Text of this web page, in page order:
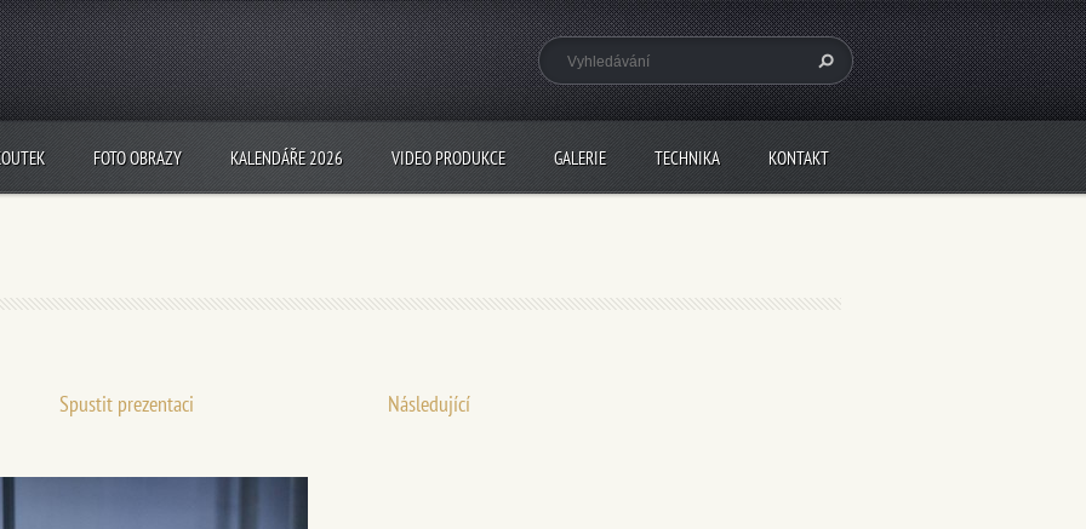
FOTO OBRAZY KALENDÁŘE 2026 VIDEO PRODUKCE GALERIE TECHNIKA KONTAKT
Spustit prezentaci Následující